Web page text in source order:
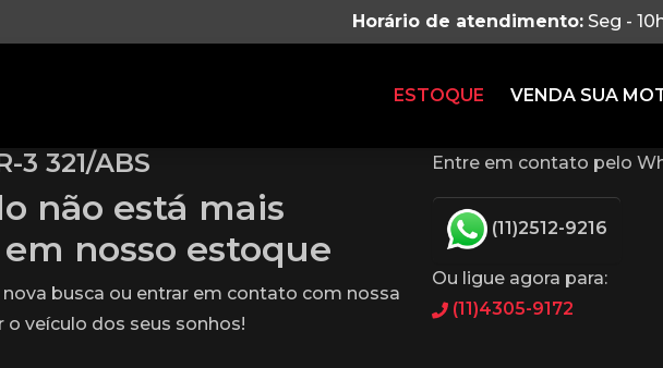
Horário de atendimento: Seg -
ESTOQUE VENDA SUA
3 321/ABS
não está mais
nosso estoque
busca ou entrar em contato com nossa
o veículo dos seus sonhos!
Entre em contato pelo
(11)2512-9216
Ou ligue agora para:
(11)4305-9172